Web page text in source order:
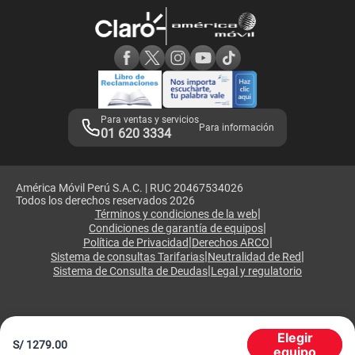
S/ 1279.00
Elegir
equipo
Consulta de IMEI
Consulta de reclamos
Adquirientes iPhone 6, 6S y SE
Mensaje de Seguridad
Términos y Condiciones de Tienda Claro
Libro de Reclamaciones
Legales de marketplace
Para ventas y servicios
01 620 3334 Para información
América Móvil Perú S.A.C. | RUC 20467534026
Todos los derechos reservados 2026
Términos y condiciones de la web|
Condiciones de garantía de equipos|
Política de Privacidad|Derechos ARCO|
Sistema de consultas Tarifarias|Neutralidad de Red|
Sistema de Consulta de Deudas|Legal y regulatorio